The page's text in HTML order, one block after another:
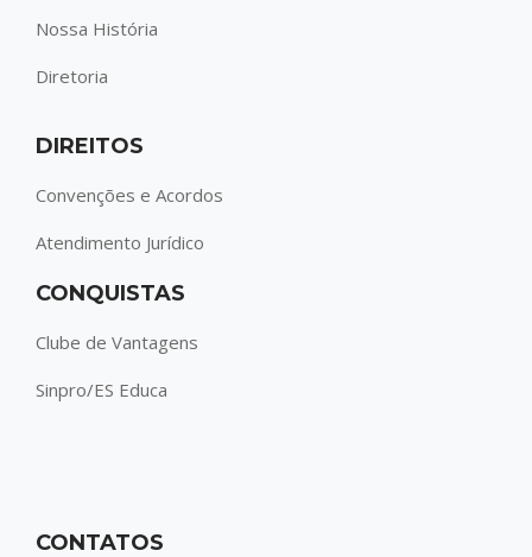
Nossa História
Diretoria
DIREITOS
Convenções e Acordos
Atendimento Jurídico
CONQUISTAS
Clube de Vantagens
Sinpro/ES Educa
CONTATOS